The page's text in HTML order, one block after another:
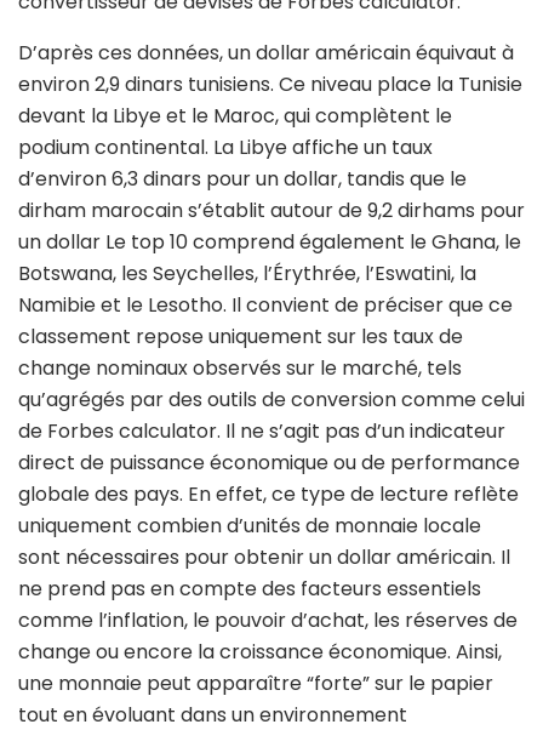
D’après ces données, un dollar américain équivaut à
environ 2,9 dinars tunisiens. Ce niveau place la Tunisie
devant la Libye et le Maroc, qui complètent le
podium continental. La Libye affiche un taux
d’environ 6,3 dinars pour un dollar, tandis que le
dirham marocain s’établit autour de 9,2 dirhams pour
un dollar Le top 10 comprend également le Ghana, le
Botswana, les Seychelles, l’Érythrée, l’Eswatini, la
Namibie et le Lesotho. Il convient de préciser que ce
classement repose uniquement sur les taux de
change nominaux observés sur le marché, tels
qu’agrégés par des outils de conversion comme celui
de Forbes calculator. Il ne s’agit pas d’un indicateur
direct de puissance économique ou de performance
globale des pays. En effet, ce type de lecture reflète
uniquement combien d’unités de monnaie locale
sont nécessaires pour obtenir un dollar américain. Il
ne prend pas en compte des facteurs essentiels
comme l’inflation, le pouvoir d’achat, les réserves de
change ou encore la croissance économique. Ainsi,
une monnaie peut apparaître “forte” sur le papier
tout en évoluant dans un environnement